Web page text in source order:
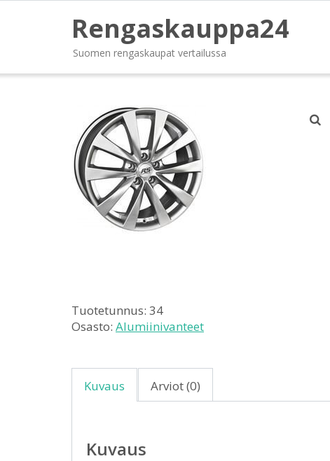
Rengaskauppa24
Suomen rengaskaupat vertailussa
Tuotetunnus: 34
Osasto: Alumiinivanteet
Kuvaus Arviot (0)
Kuvaus